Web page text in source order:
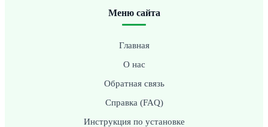
Меню сайта
Главная
О нас
Обратная связь
Справка (FAQ)
Инструкция по установке